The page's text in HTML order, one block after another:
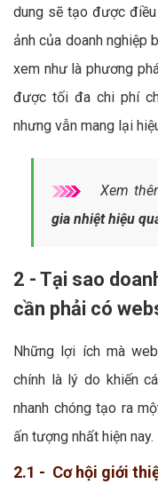
dung sẽ tạo được
ảnh của doanh nghiệp
xem như là phương
được tối đa chi phí
nhưng vẫn mang lại
Xem
gia nhiệt hiệu
2 - Tại sao
cần phải có
Những lợi ích mà
chính là lý do khiến
nhanh chóng tạo ra
ấn tượng nhất hiện nay.
2.1 - Cơ hội giới